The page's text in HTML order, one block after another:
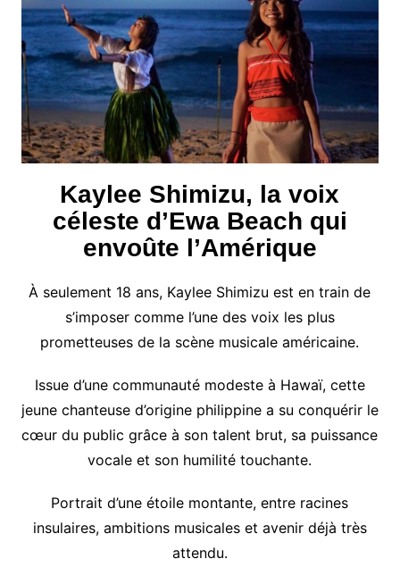
Kaylee Shimizu, la voix
céleste d’Ewa Beach qui
envoûte l’Amérique
À seulement 18 ans, Kaylee Shimizu est en train de
s’imposer comme l’une des voix les plus
prometteuses de la scène musicale américaine.
Issue d’une communauté modeste à Hawaï, cette
jeune chanteuse d’origine philippine a su conquérir le
cœur du public grâce à son talent brut, sa puissance
vocale et son humilité touchante.
Portrait d’une étoile montante, entre racines
insulaires, ambitions musicales et avenir déjà très
attendu.